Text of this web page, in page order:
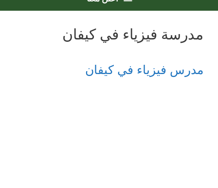
مدرسة فيزياء في كيفان
مدرس فيزياء في كيفان